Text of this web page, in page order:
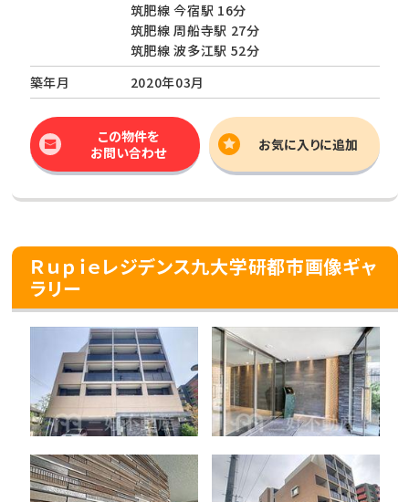
筑肥線 今宿駅 16分
筑肥線 周船寺駅 27分
筑肥線 波多江駅 52分
築年月
2020年03月
この物件を
お問い合わせ
お気に入りに追加
Ｒｕｐｉｅレジデンス九大学研都市画像ギャ
ラリー